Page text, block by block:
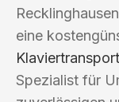
eine
Klaviertransport
Spezialist für